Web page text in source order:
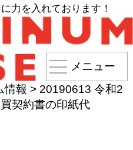
力を入れております！
メニュー
情報 > 20190613 令和2
契約書の印紙代